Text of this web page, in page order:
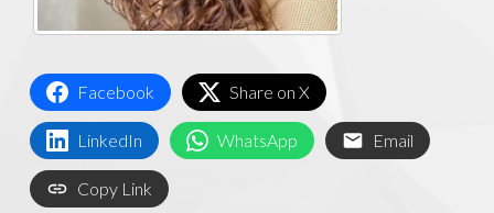
Facebook Share on X
LinkedIn WhatsApp Email
Copy Link